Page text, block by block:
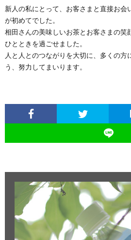
新人の私にとって、お客さまと直接お会
が初めてでした。
相田さんの美味しいお茶とお客さまの笑
ひとときを過ごせました。
人と人とのつながりを大切に、多くの方
う、努力してまいります。